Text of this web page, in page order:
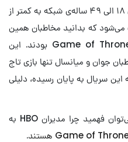
منتشر شد. بر اساس آمارها، مخاطبان ۱۸ الی ۴۹ ساله‌ی شبکه به کمتر از
که بدانید مخاطبان همین
بازه‌ی سنی، اصلی‌ترین بینندگان Game of Thrones بودند. این
جوان و میانسال تنها بازی تاج
سریال به پایان رسیده، دلیلی
با در نظر گرفتن این نکته، اکنون می‌توان فهمید چرا مدیران HBO به
.